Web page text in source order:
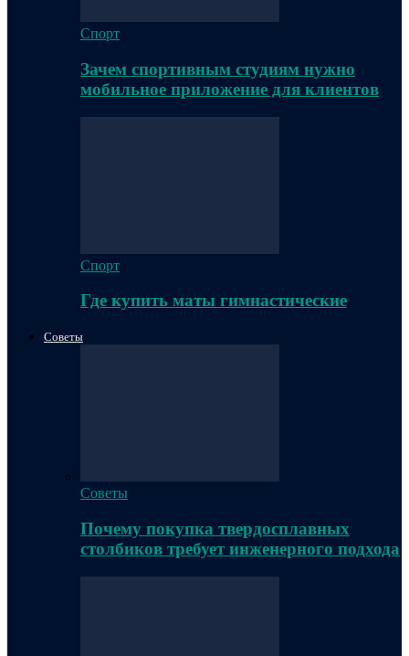
Спорт
Зачем спортивным студиям нужно
мобильное приложение для клиентов
Спорт
Где купить маты гимнастические
Советы
Советы
Почему покупка твердосплавных
столбиков требует инженерного подхода